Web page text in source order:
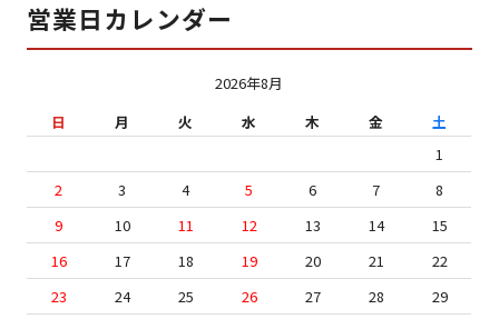
営業日カレンダー
2026年8月
日
月 火 水 木 金
土
1
2
3 4 5 6 7
8
9
10 11 12 13 14
15
16
17 18 19 20 21
22
23
24 25 26 27 28
29